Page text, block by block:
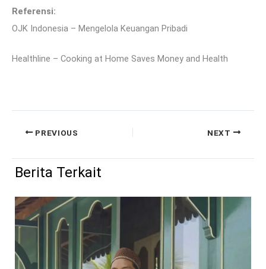
Referensi:
OJK Indonesia – Mengelola Keuangan Pribadi
Healthline – Cooking at Home Saves Money and Health
PREVIOUS NEXT
Berita Terkait